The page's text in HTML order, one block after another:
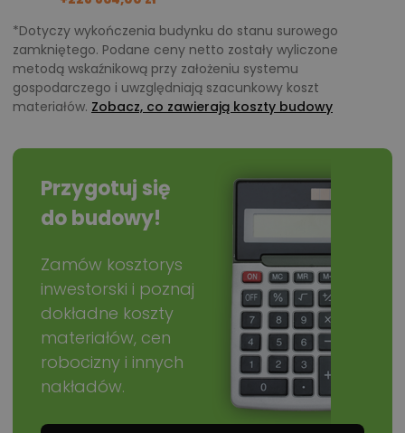
*Dotyczy wykończenia budynku do stanu surowego
zamkniętego. Podane ceny netto zostały wyliczone
metodą wskaźnikową przy założeniu systemu
gospodarczego i uwzględniają szacunkowy koszt
materiałów. Zobacz, co zawierają koszty budowy
Przygotuj się
do budowy!
Zamów kosztorys
inwestorski i poznaj
dokładne koszty
materiałów, cen
robocizny i innych
nakładów.